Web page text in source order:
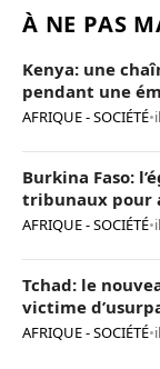
À NE PAS
Kenya: une
pendant une
AFRIQUE - SOCIÉTÉ•
Burkina Faso:
tribunaux pour
AFRIQUE - SOCIÉTÉ•
Tchad: le
victime
AFRIQUE - SOCIÉTÉ•